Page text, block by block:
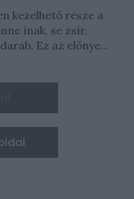
kezelhető része a
ínak, se zsír,
Ez az előnye...